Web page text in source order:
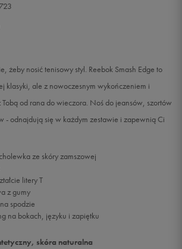
Powiadom o dostępności
żeby nosić tenisowy styl. Reebok Smash Edge to
klasyki, ale z nowoczesnym wykończeniem i
od rana do wieczora. Noś do jeansów, szortów
- odnajdują się w każdym zestawie i zapewnią Ci
ze skóry zamszowej
litery T
z gumy
spodzie
na bokach, języku i zapiętku
skóra naturalna